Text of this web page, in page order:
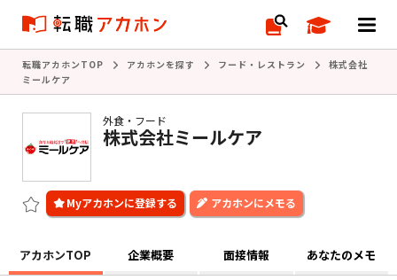
転職アカホンTOP アカホンを探す フード・レストラン
株式会社
ミールケア
外食・フード
株式会社ミールケア
アカホンにメモる
アカホンTOP 企業概要 面接情報 あなたのメモ